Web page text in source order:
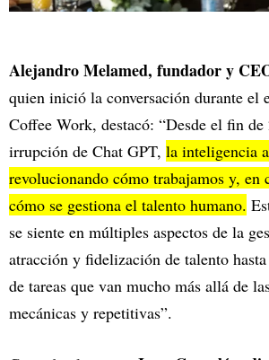
Alejandro Melamed, fundador y
quien inició la conversación durante el
Coffee Work, destacó: “Desde el fin
irrupción de Chat GPT, la inteligencia
revolucionando cómo trabajamos y, en
cómo se gestiona el talento humano.
se siente en múltiples aspectos de la
atracción y fidelización de talento
de tareas que van mucho más allá de
mecánicas y repetitivas”.